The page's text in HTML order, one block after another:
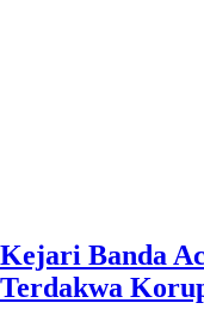
Kejari Banda
Terdakwa